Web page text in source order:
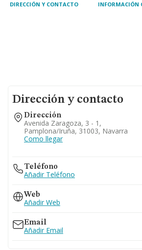
DIRECCIÓN Y CONTACTO INFORMACIÓN
Dirección y contacto
Dirección
Avenida Zaragoza, 3 - 1,
Pamplona/iruña, 31003, Navarra
Como llegar
Teléfono
Añadir Teléfono
Web
Añadir Web
Email
Añadir Email